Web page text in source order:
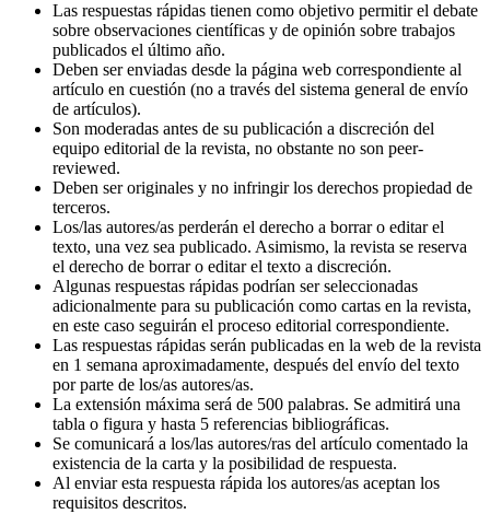
Las respuestas rápidas tienen como objetivo permitir el debate
sobre observaciones científicas y de opinión sobre trabajos
publicados el último año.
Deben ser enviadas desde la página web correspondiente al
artículo en cuestión (no a través del sistema general de envío
de artículos).
Son moderadas antes de su publicación a discreción del
equipo editorial de la revista, no obstante no son peer-
reviewed.
Deben ser originales y no infringir los derechos propiedad de
terceros.
Los/las autores/as perderán el derecho a borrar o editar el
texto, una vez sea publicado. Asimismo, la revista se reserva
el derecho de borrar o editar el texto a discreción.
Algunas respuestas rápidas podrían ser seleccionadas
adicionalmente para su publicación como cartas en la revista,
en este caso seguirán el proceso editorial correspondiente.
Las respuestas rápidas serán publicadas en la web de la revista
en 1 semana aproximadamente, después del envío del texto
por parte de los/as autores/as.
La extensión máxima será de 500 palabras. Se admitirá una
tabla o figura y hasta 5 referencias bibliográficas.
Se comunicará a los/las autores/ras del artículo comentado la
existencia de la carta y la posibilidad de respuesta.
Al enviar esta respuesta rápida los autores/as aceptan los
requisitos descritos.